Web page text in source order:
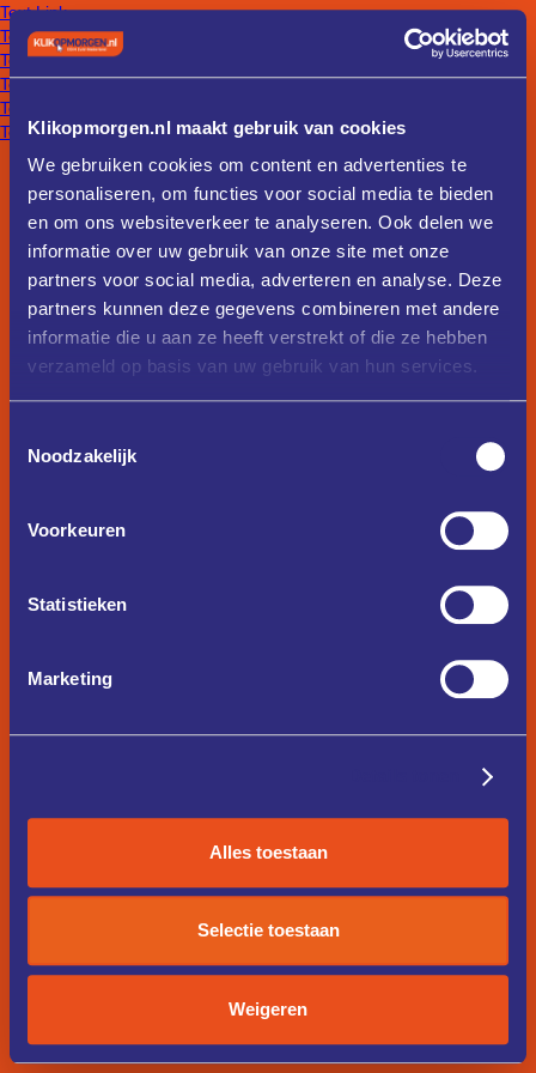
Klikopmorgen.nl maakt gebruik van cookies
We gebruiken cookies om content en advertenties te
personaliseren, om functies voor social media te bieden
en om ons websiteverkeer te analyseren. Ook delen we
informatie over uw gebruik van onze site met onze
partners voor social media, adverteren en analyse. Deze
partners kunnen deze gegevens combineren met andere
informatie die u aan ze heeft verstrekt of die ze hebben
verzameld op basis van uw gebruik van hun services.
Noodzakelijk
Voorkeuren
Statistieken
Marketing
Alles toestaan
Selectie toestaan
Weigeren
Text Link
Text Link
Text Link
Text Link
Text Link
Text Link